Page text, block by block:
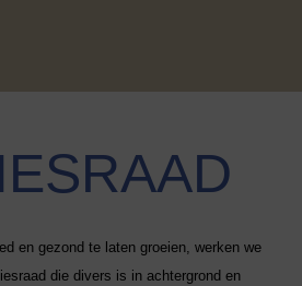
en gezond te laten groeien, werken we
die divers is in achtergrond en